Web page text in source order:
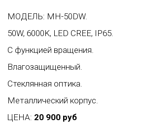
МОДЕЛЬ: MH-50DW.
50W, 6000K, LED CREE, IP65.
С функцией вращения.
Влагозащищенный.
Стеклянная оптика.
Металлический корпус.
ЦЕНА: 20 900 руб